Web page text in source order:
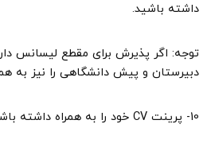
داشته باشید.
توجه: اگر پذیرش برای مقطع لیسانس
دبیرستان و پیش دانشگاهی را نیز به
10- پرینت CV خود را به همراه داشته باشید.